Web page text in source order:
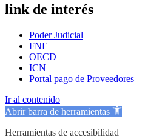
link de interés
Poder Judicial
FNE
OECD
ICN
Portal pago de Proveedores
Ir al contenido
Abrir barra de herramientas
Herramientas de accesibilidad